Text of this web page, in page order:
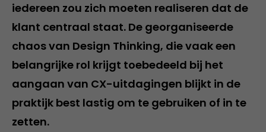
iedereen zou zich moeten realiseren dat de
klant centraal staat. De georganiseerde
chaos van Design Thinking, die vaak een
belangrijke rol krijgt toebedeeld bij het
aangaan van CX-uitdagingen blijkt in de
praktijk best lastig om te gebruiken of in te
zetten.